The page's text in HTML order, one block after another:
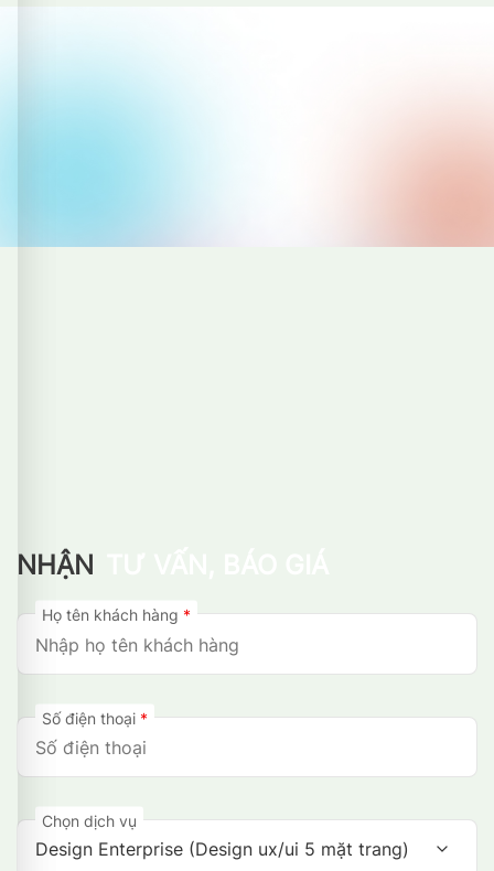
NHẬN
Họ tên khách hàng *
Số điện thoại *
Chọn dịch vụ